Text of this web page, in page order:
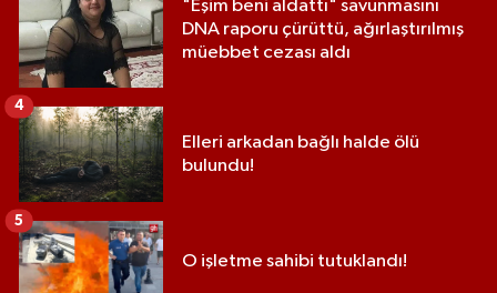
"Eşim beni aldattı" savunmasını
DNA raporu çürüttü, ağırlaştırılmış
müebbet cezası aldı
Elleri arkadan bağlı halde ölü
bulundu!
4
O işletme sahibi tutuklandı!
5